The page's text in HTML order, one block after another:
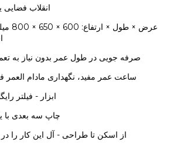
۱. انقلاب
عرض
2. صرفه جویی در طول عمر بدون نیاز به
30000 ساعت عمر مفید، نگهداری مادام العمر
ابزار - فیلتر
۳. چاپ سه بعدی
از اسکن تا طراحی - آل این کار را در 5 دقیقه انجام